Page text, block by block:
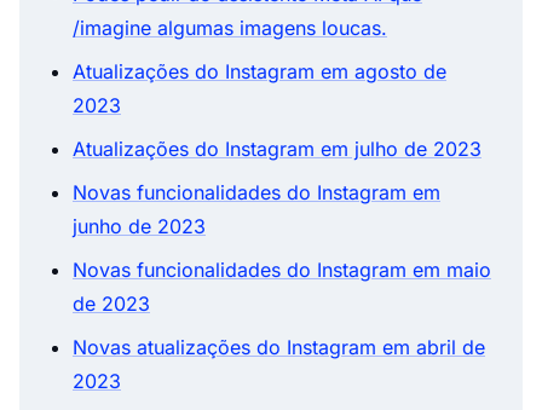
/imagine algumas imagens loucas.
Atualizações do Instagram em agosto de
2023
Atualizações do Instagram em julho de 2023
Novas funcionalidades do Instagram em
junho de 2023
Novas funcionalidades do Instagram em maio
de 2023
Novas atualizações do Instagram em abril de
2023